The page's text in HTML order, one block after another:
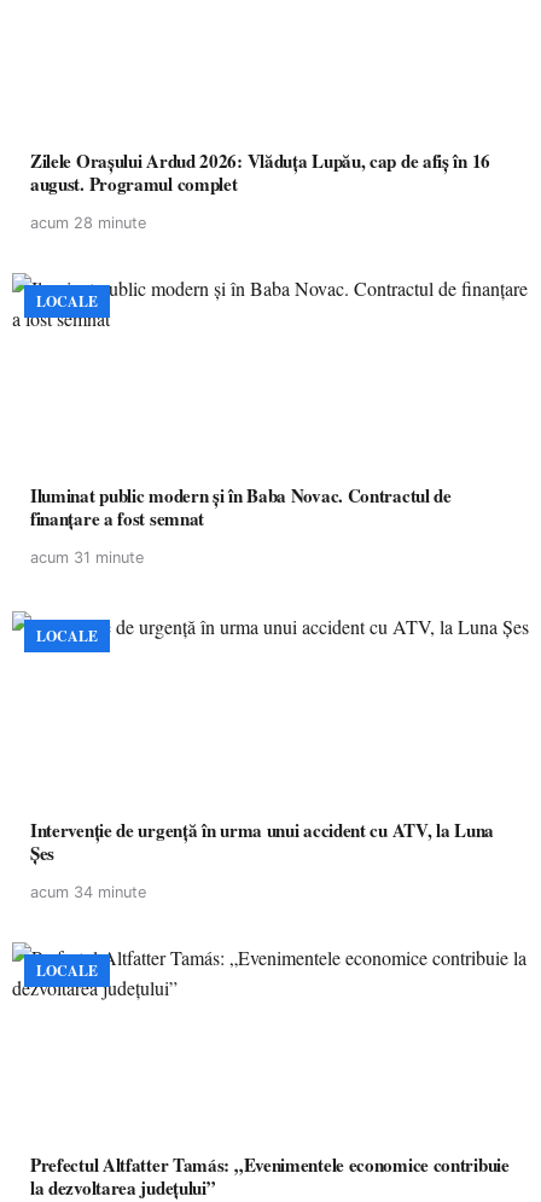
Zilele Orașului Ardud 2026: Vlăduța Lupău, cap de afiș în 16
august. Programul complet
acum 28 minute
LOCALE
Iluminat public modern și în Baba Novac. Contractul de
finanțare a fost semnat
acum 31 minute
LOCALE
Intervenție de urgență în urma unui accident cu ATV, la Luna
Șes
acum 34 minute
LOCALE
Prefectul Altfatter Tamás: „Evenimentele economice contribuie
la dezvoltarea județului”